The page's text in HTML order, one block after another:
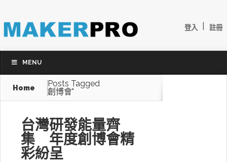
登入 註冊
MENU
Home
Posts Tagged
創博會"
台灣研發能量齊
集 年度創博會精
彩紛呈